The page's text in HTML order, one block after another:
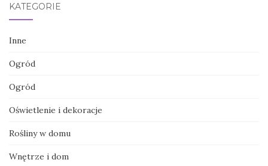
KATEGORIE
Inne
Ogród
Ogród
Oświetlenie i dekoracje
Rośliny w domu
Wnętrze i dom